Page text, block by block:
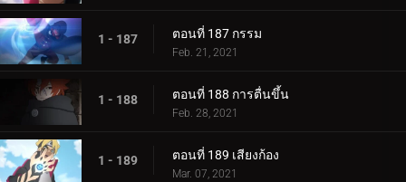
1 - 187 ตอนที่ 187 กรรม
Feb. 21, 2021
1 - 188 ตอนที่ 188 การตื่นขึ้น
Feb. 28, 2021
1 - 189 ตอนที่ 189 เสียงก้อง
Mar. 07, 2021